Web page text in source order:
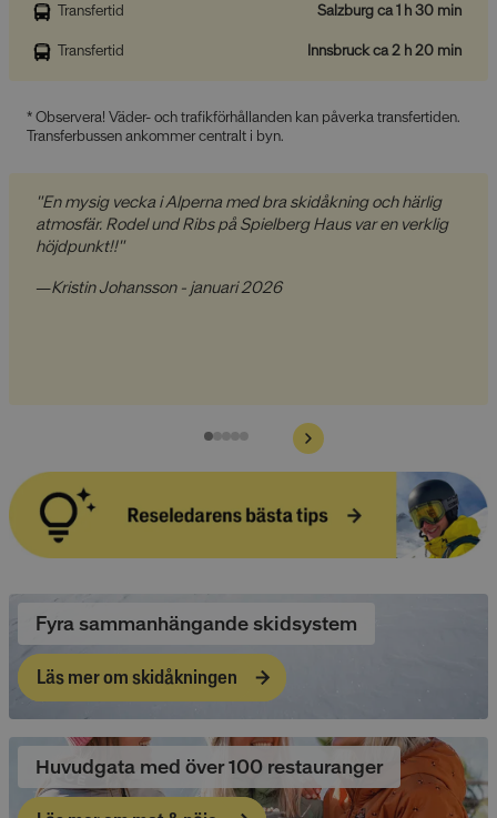
Transfertid Salzburg ca 1 h 30 min
Transfertid Innsbruck ca 2 h 20 min
* Observera! Väder- och trafikförhållanden kan påverka transfertiden.
Transferbussen ankommer centralt i byn.
"En mysig vecka i Alperna med bra skidåkning och härlig
atmosfär. Rodel und Ribs på Spielberg Haus var en verklig
höjdpunkt!!"
—Kristin Johansson - januari 2026
Fyra sammanhängande skidsystem
Läs mer om skidåkningen
Huvudgata med över 100 restauranger